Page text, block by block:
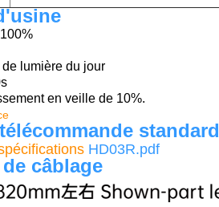
lumière du jour
en veille de 10%.
standard
HD03R.pdf
câblage